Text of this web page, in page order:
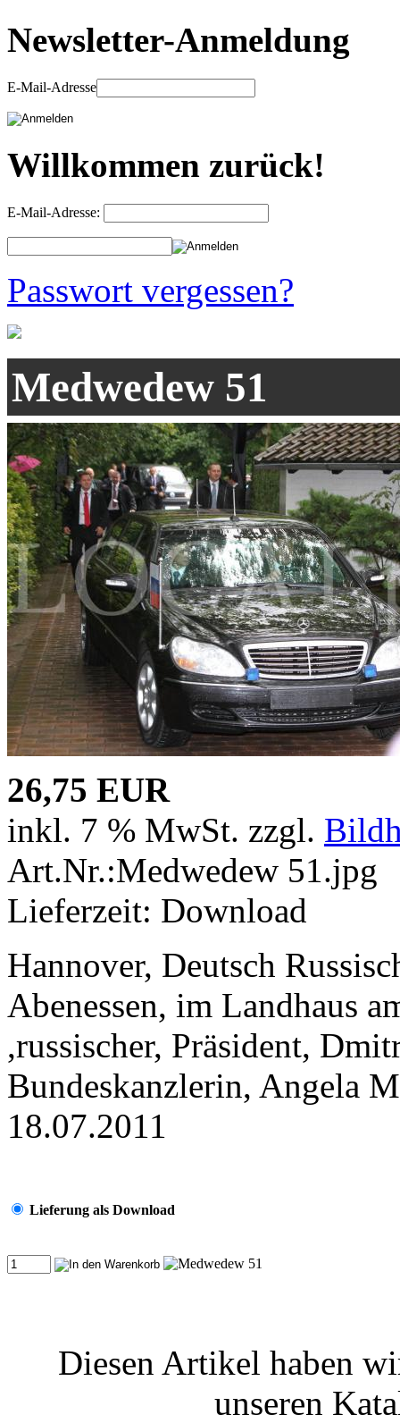
Newsletter-Anmeldung
E-Mail-Adresse
Willkommen zurück!
E-Mail-Adresse:
Passwort vergessen?
Medwedew 51
26,75 EUR
inkl. 7 % MwSt. zzgl.
Art.Nr.:Medwedew 51.jpg
Lieferzeit: Download
Hannover, Deutsch
Abenessen, im Landhaus
,russischer, Präsident,
Bundeskanzlerin, Angela
18.07.2011
Lieferung als Download
Diesen Artikel haben
unseren